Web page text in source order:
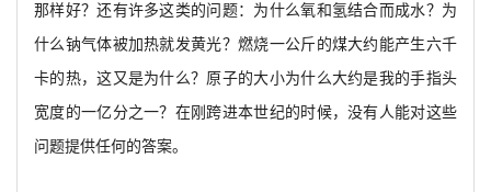
那样好？还有许多这类的问题：为什么氧和氢结合而成水？为
什么钠气体被加热就发黄光？燃烧一公斤的煤大约能产生六千
卡的热，这又是为什么？原子的大小为什么大约是我的手指头
宽度的一亿分之一？在刚跨进本世纪的时候，没有人能对这些
问题提供任何的答案。